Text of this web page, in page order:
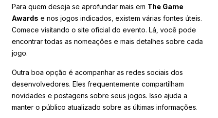
Para quem deseja se aprofundar mais em The Game
Awards e nos jogos indicados, existem várias fontes úteis.
Comece visitando o site oficial do evento. Lá, você pode
encontrar todas as nomeações e mais detalhes sobre cada
jogo.
Outra boa opção é acompanhar as redes sociais dos
desenvolvedores. Eles frequentemente compartilham
novidades e postagens sobre seus jogos. Isso ajuda a
manter o público atualizado sobre as últimas informações.